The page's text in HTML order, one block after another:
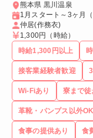
熊本県 黒川温泉
1月スタート～3ヶ月（
仲居(作務衣)
1,300円 （時給）
時給1,300円以上
接客業経験者歓迎
Wi-Fiあり 寮まで
革靴・パンプス以外OK
食事の提供あり 食